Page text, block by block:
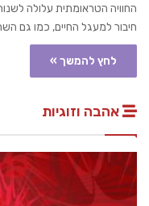
החוויה הטראומתית עלולה
חיבור למעגל החיים, כמו גם
לחץ להמשך »
אהבה וזוגיות